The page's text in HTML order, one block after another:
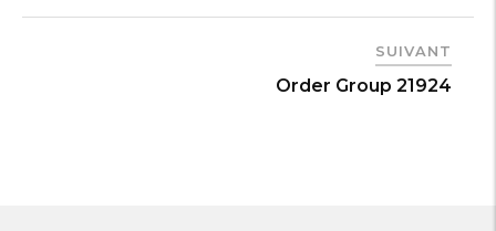
SUIVANT
Order Group 21924